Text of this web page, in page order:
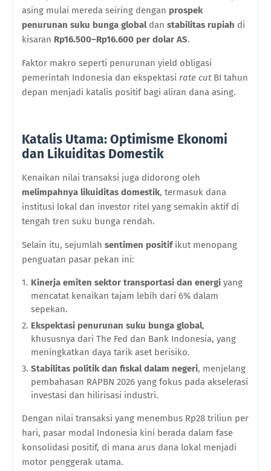
asing mulai mereda seiring dengan prospek
penurunan suku bunga globaldan stabilitas rupiah di
kisaran Rp16.500–Rp16.600 per dolar AS.
Faktor makro seperti penurunan yield obligasi
pemerintah Indonesia dan ekspektasi rate cut BI tahun
depan menjadi katalis positif bagi aliran dana asing.
Katalis Utama: Optimisme Ekonomi
dan Likuiditas Domestik
Kenaikan nilai transaksi juga didorong oleh
melimpahnya likuiditas domestik, termasuk dana
institusi lokal dan investor ritel yang semakin aktif di
tengah tren suku bunga rendah.
Selain itu, sejumlah sentimen positifikut menopang
penguatan pasar pekan ini:
Kinerja emiten sektor transportasi dan energi yang
mencatat kenaikan tajam lebih dari 6% dalam
sepekan.
Ekspektasi penurunan suku bunga global,
khususnya dari The Fed dan Bank Indonesia, yang
meningkatkan daya tarik aset berisiko.
Stabilitas politik dan fiskal dalam negeri, menjelang
pembahasan RAPBN 2026 yang fokus pada akselerasi
investasi dan hilirisasi industri.
Dengan nilai transaksi yang menembus Rp28 triliun per
hari, pasar modal Indonesia kini berada dalam fase
konsolidasi positif, di mana arus dana lokal menjadi
motor penggerak utama.